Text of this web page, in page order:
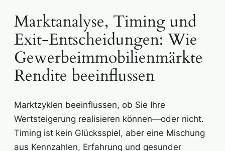
Marktanalyse, Timing und
Exit-Entscheidungen: Wie
Gewerbeimmobilienmärkte
Rendite beeinflussen
Marktzyklen beeinflussen, ob Sie Ihre
Wertsteigerung realisieren können—oder nicht.
Timing ist kein Glücksspiel, aber eine Mischung
aus Kennzahlen, Erfahrung und gesunder